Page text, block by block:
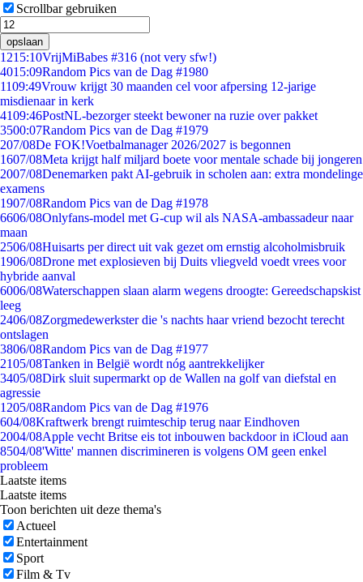
Scrollbar gebruiken
opslaan
1215:10VrijMiBabes #316 (not very sfw!)
4015:09Random Pics van de Dag #1980
1109:49Vrouw krijgt 30 maanden cel voor afpersing 12-jarige
misdienaar in kerk
4109:46PostNL-bezorger steekt bewoner na ruzie over pakket
3500:07Random Pics van de Dag #1979
207/08De FOK!Voetbalmanager 2026/2027 is begonnen
1607/08Meta krijgt half miljard boete voor mentale schade bij jongeren
2007/08Denemarken pakt AI-gebruik in scholen aan: extra mondelinge
examens
1907/08Random Pics van de Dag #1978
6606/08Onlyfans-model met G-cup wil als NASA-ambassadeur naar
maan
2506/08Huisarts per direct uit vak gezet om ernstig alcoholmisbruik
1906/08Drone met explosieven bij Duits vliegveld voedt vrees voor
hybride aanval
6006/08Waterschappen slaan alarm wegens droogte: Gereedschapskist
leeg
2406/08Zorgmedewerkster die 's nachts haar vriend bezocht terecht
ontslagen
3806/08Random Pics van de Dag #1977
2105/08Tanken in België wordt nóg aantrekkelijker
3405/08Dirk sluit supermarkt op de Wallen na golf van diefstal en
agressie
1205/08Random Pics van de Dag #1976
604/08Kraftwerk brengt ruimteschip terug naar Eindhoven
2004/08Apple vecht Britse eis tot inbouwen backdoor in iCloud aan
8504/08'Witte' mannen discrimineren is volgens OM geen enkel
probleem
Laatste items
Laatste items
Toon berichten uit deze thema's
Actueel
Entertainment
Sport
Film & Tv